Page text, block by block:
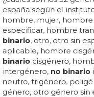
españa según el
hombre, mujer, hombre
especificar, hombre
binario, otro, otro sin
aplicable, hombre
binario cisgénero,
intergénero, no binario
neutro, trigénero,
género, otro género sin